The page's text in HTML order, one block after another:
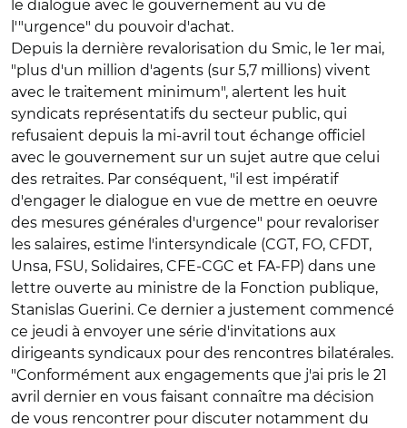
le dialogue avec le gouvernement au vu de
l'"urgence" du pouvoir d'achat.
Depuis la dernière revalorisation du Smic, le 1er mai,
"plus d'un million d'agents (sur 5,7 millions) vivent
avec le traitement minimum", alertent les huit
syndicats représentatifs du secteur public, qui
refusaient depuis la mi-avril tout échange officiel
avec le gouvernement sur un sujet autre que celui
des retraites. Par conséquent, "il est impératif
d'engager le dialogue en vue de mettre en oeuvre
des mesures générales d'urgence" pour revaloriser
les salaires, estime l'intersyndicale (CGT, FO, CFDT,
Unsa, FSU, Solidaires, CFE-CGC et FA-FP) dans une
lettre ouverte au ministre de la Fonction publique,
Stanislas Guerini. Ce dernier a justement commencé
ce jeudi à envoyer une série d'invitations aux
dirigeants syndicaux pour des rencontres bilatérales.
"Conformément aux engagements que j'ai pris le 21
avril dernier en vous faisant connaître ma décision
de vous rencontrer pour discuter notamment du